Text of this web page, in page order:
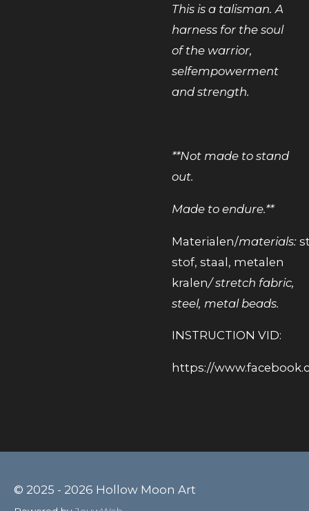
This is a talisman. A
harness for the soul
of the warrior,
selfempowerment
and strength.
**Not made to stand
out.
Made to endure.**
Materialen/materials:
stof, staal, metalen
kralen/ stretch fabric,
steel, metal beads.
INSTRUCTION VID:
https://
© 2025 - 2026 Hollow Moon Art